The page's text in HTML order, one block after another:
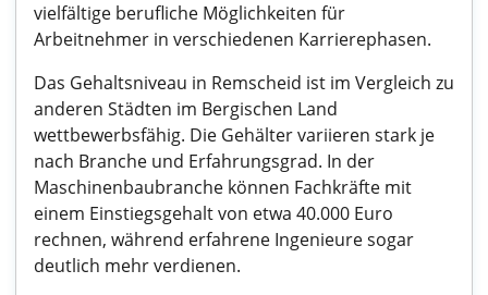
vielfältige berufliche Möglichkeiten für
Arbeitnehmer in verschiedenen Karrierephasen.
Das Gehaltsniveau in Remscheid ist im Vergleich zu
anderen Städten im Bergischen Land
wettbewerbsfähig. Die Gehälter variieren stark je
nach Branche und Erfahrungsgrad. In der
Maschinenbaubranche können Fachkräfte mit
einem Einstiegsgehalt von etwa 40.000 Euro
rechnen, während erfahrene Ingenieure sogar
deutlich mehr verdienen.